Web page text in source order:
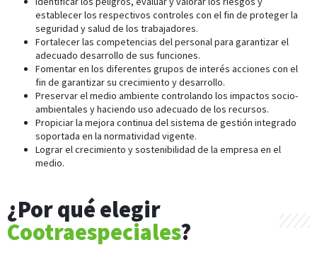
establecer los respectivos controles con el fin de proteger la
seguridad y salud de los trabajadores.
Fortalecer las competencias del personal para garantizar el
adecuado desarrollo de sus funciones.
Fomentar en los diferentes grupos de interés acciones con el
fin de garantizar su crecimiento y desarrollo.
Preservar el medio ambiente controlando los impactos socio-
ambientales y haciendo uso adecuado de los recursos.
Propiciar la mejora continua del sistema de gestión integrado
soportada en la normatividad vigente.
Lograr el crecimiento y sostenibilidad de la empresa en el
medio.
¿Por qué elegir
Cootraespeciales?